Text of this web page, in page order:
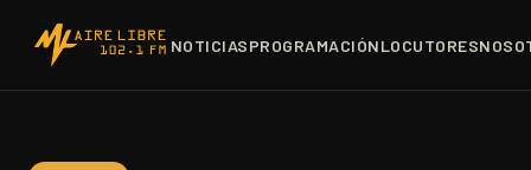
NOTICIASPROGRAMACIÓNLOCUTORES